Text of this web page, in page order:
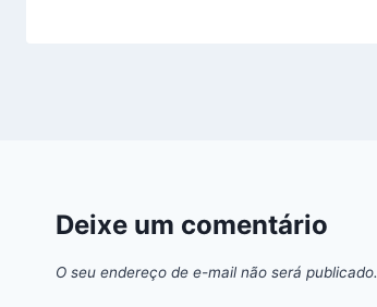
Deixe um comentário
O seu endereço de e-mail não será publicado.